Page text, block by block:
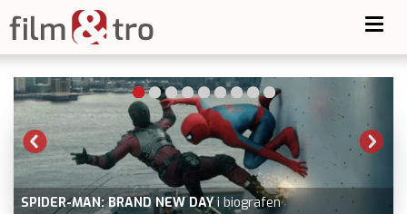
SPIDER-MAN: BRAND NEW DAY i biografen